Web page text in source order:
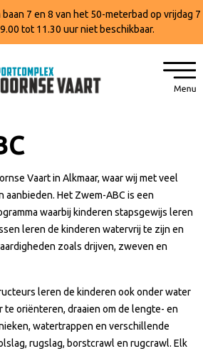
7 en 8 van het 50-meterbad op vrijdag 7
tot 11.30 uur niet beschikbaar.
Vaart in Alkmaar, waar wij met veel
Het Zwem-ABC is een
waarbij kinderen stapsgewijs leren
leren de kinderen watervrij te zijn en
zoals drijven, zweven en
leren de kinderen ook onder water
te oriënteren, draaien om de lengte- en
watertrappen en verschillende
rugslag, borstcrawl en rugcrawl. Elk